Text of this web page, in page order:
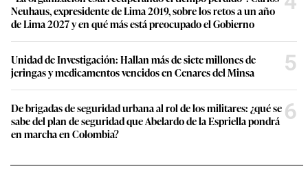
Neuhaus, expresidente de Lima 2019, sobre los retos a un año
de Lima 2027 y en qué más está preocupado el Gobierno
Unidad de Investigación: Hallan más de siete millones de
jeringas y medicamentos vencidos en Cenares del Minsa
5
De brigadas de seguridad urbana al rol de los militares: ¿qué se
sabe del plan de seguridad que Abelardo de la Espriella pondrá
en marcha en Colombia?
6